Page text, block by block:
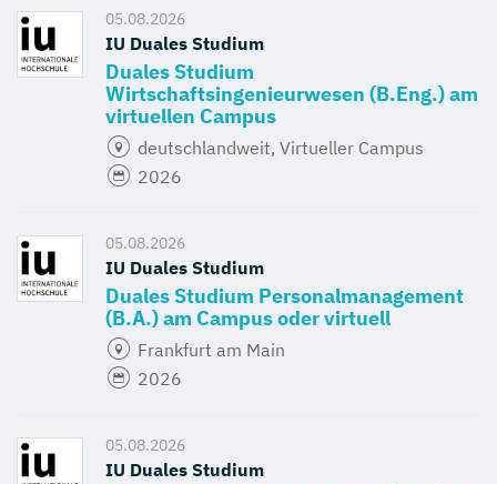
05.08.2026
IU Duales Studium
Duales Studium
Wirtschaftsingenieurwesen (B.Eng.) am
virtuellen Campus
deutschlandweit, Virtueller Campus
2026
05.08.2026
IU Duales Studium
Duales Studium Personalmanagement
(B.A.) am Campus oder virtuell
Frankfurt am Main
2026
05.08.2026
IU Duales Studium